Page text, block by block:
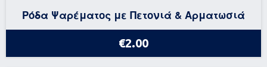
Ρόδα Ψαρέματος με Πετονιά & Αρματωσιά
€2.00